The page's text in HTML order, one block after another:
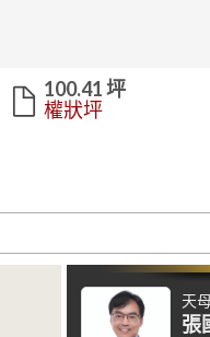
100.41 坪
權狀坪
天
張